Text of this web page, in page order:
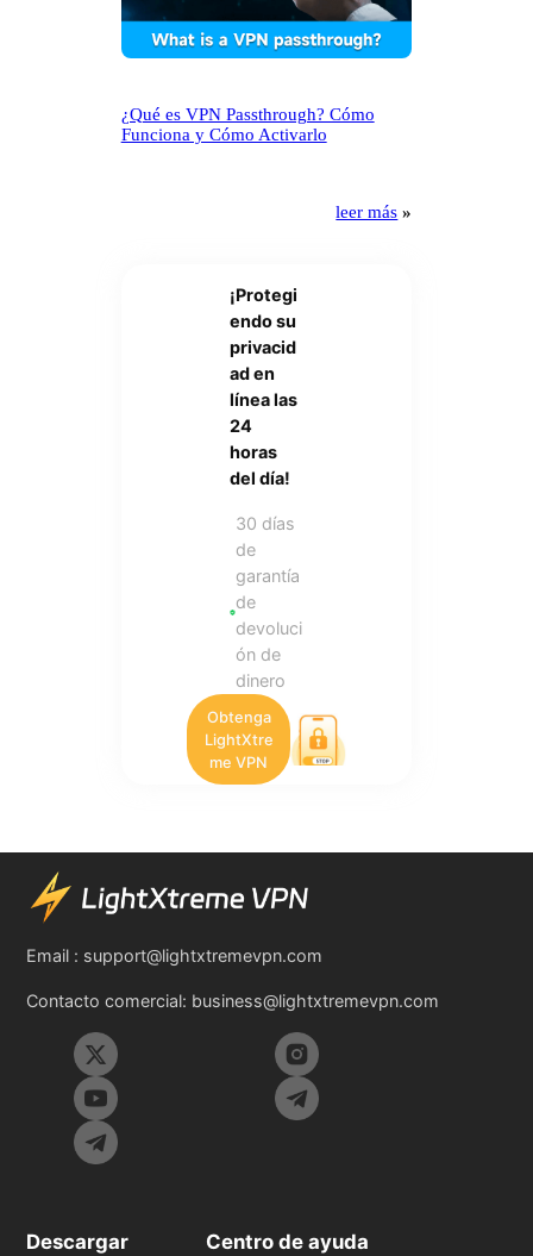
¿Qué es VPN Passthrough? Cómo
Funciona y Cómo Activarlo
leer más »
¡Protegi
endo su
privacid
ad en
línea las
24
horas
del día!
30 días
de
garantía
de
devoluci
ón de
dinero
Obtenga
LightXtre
me VPN
Email : support@lightxtremevpn.com
Contacto comercial: business@lightxtremevpn.com
Descargar Centro de ayuda